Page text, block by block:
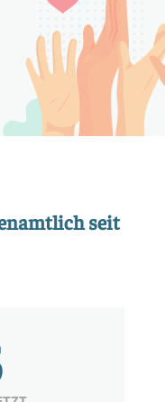
seit